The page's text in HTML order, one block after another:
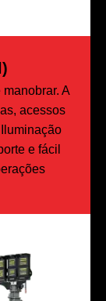
A
acessos
e fácil